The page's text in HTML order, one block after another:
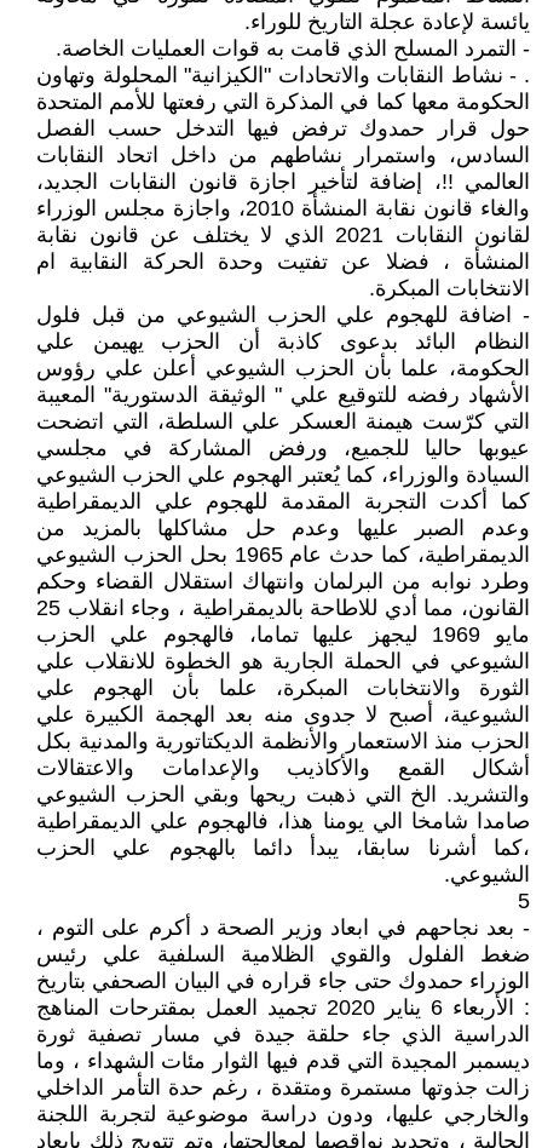
يائسة لإعادة عجلة التاريخ للوراء.
- التمرد المسلح الذي قامت به قوات العمليات الخاصة.
. - نشاط النقابات والاتحادات "الكيزانية" المحلولة وتهاون
الحكومة معها كما في المذكرة التي رفعتها للأمم المتحدة
حول قرار حمدوك ترفض فيها التدخل حسب الفصل
السادس، واستمرار نشاطهم من داخل اتحاد النقابات
العالمي !!، إضافة لتأخير اجازة قانون النقابات الجديد،
والغاء قانون نقابة المنشأة 2010، واجازة مجلس الوزراء
لقانون النقابات 2021 الذي لا يختلف عن قانون نقابة
المنشأة ، فضلا عن تفتيت وحدة الحركة النقابية ام
الانتخابات المبكرة.
- اضافة للهجوم علي الحزب الشيوعي من قبل فلول
النظام البائد بدعوى كاذبة أن الحزب يهيمن علي
الحكومة، علما بأن الحزب الشيوعي أعلن علي رؤوس
الأشهاد رفضه للتوقيع علي " الوثيقة الدستورية" المعيبة
التي كرّست هيمنة العسكر علي السلطة، التي اتضحت
عيوبها حاليا للجميع، ورفض المشاركة في مجلسي
السيادة والوزراء، كما يُعتبر الهجوم علي الحزب الشيوعي
كما أكدت التجربة المقدمة للهجوم علي الديمقراطية
وعدم الصبر عليها وعدم حل مشاكلها بالمزيد من
الديمقراطية، كما حدث عام 1965 بحل الحزب الشيوعي
وطرد نوابه من البرلمان وانتهاك استقلال القضاء وحكم
القانون، مما أدي للاطاحة بالديمقراطية ، وجاء انقلاب 25
مايو 1969 ليجهز عليها تماما، فالهجوم علي الحزب
الشيوعي في الحملة الجارية هو الخطوة للانقلاب علي
الثورة والانتخابات المبكرة، علما بأن الهجوم علي
الشيوعية، أصبح لا جدوى منه بعد الهجمة الكبيرة علي
الحزب منذ الاستعمار والأنظمة الديكتاتورية والمدنية بكل
أشكال القمع والأكاذيب والإعدامات والاعتقالات
والتشريد. الخ التي ذهبت ريحها وبقي الحزب الشيوعي
صامدا شامخا الي يومنا هذا، فالهجوم علي الديمقراطية
،كما أشرنا سابقا، يبدأ دائما بالهجوم علي الحزب
الشيوعي.
5
- بعد نجاحهم في ابعاد وزير الصحة د أكرم على التوم ،
ضغط الفلول والقوي الظلامية السلفية علي رئيس
الوزراء حمدوك حتى جاء قراره في البيان الصحفي بتاريخ
: الأربعاء 6 يناير 2020 تجميد العمل بمقترحات المناهج
الدراسية الذي جاء حلقة جيدة في مسار تصفية ثورة
ديسمبر المجيدة التي قدم فيها الثوار مئات الشهداء ، وما
زالت جذوتها مستمرة ومتقدة ، رغم حدة التأمر الداخلي
والخارجي عليها، ودون دراسة موضوعية لتجربة اللجنة
الحالية ، وتحديد نواقصها لمعالجتها، وتم تتويج ذلك بابعاد